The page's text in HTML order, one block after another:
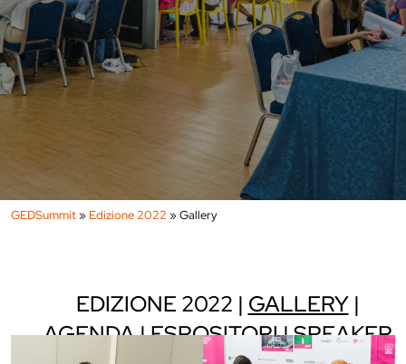
GEDSummit» Edizione 2022 »Gallery
EDIZIONE 2022
GALLERY
AGENDA ESPOSITORI SPEAKER